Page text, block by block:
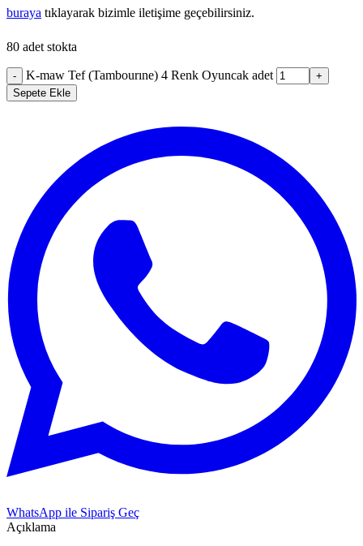
buraya tıklayarak bizimle iletişime geçebilirsiniz.
80 adet stokta
- K-maw Tef (Tambourıne) 4 Renk Oyuncak adet
+
Sepete Ekle
WhatsApp ile Sipariş Geç
Açıklama